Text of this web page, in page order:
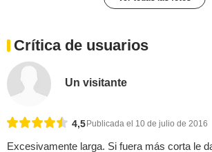
Crítica de usuarios
Un visitante
4,5Publicada el 10 de julio de 2016
Excesivamente larga. Si fuera más corta le